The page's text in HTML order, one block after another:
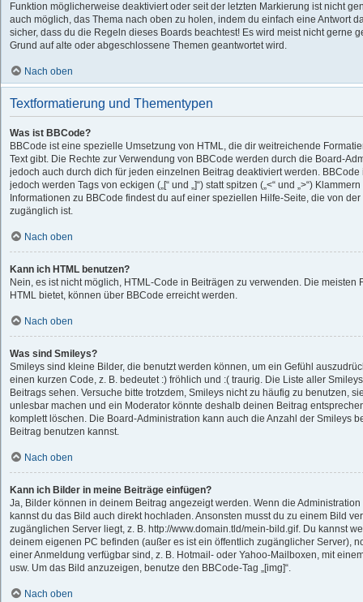
Funktion möglicherweise deaktiviert oder seit der letzten Markierung ist nicht
auch möglich, das Thema nach oben zu holen, indem du einfach eine Antwort
sicher, dass du die Regeln dieses Boards beachtest! Es wird meist nicht gerne
Grund auf alte oder abgeschlossene Themen geantwortet wird.
Nach oben
Textformatierung und Thementypen
Was ist BBCode?
BBCode ist eine spezielle Umsetzung von HTML, die dir weitreichende
Text gibt. Die Rechte zur Verwendung von BBCode werden durch die Board-
jedoch auch durch dich für jeden einzelnen Beitrag deaktiviert werden.
jedoch werden Tags von eckigen („[“ und „]“) statt spitzen („<“ und „>“)
Informationen zu BBCode findest du auf einer speziellen Hilfe-Seite, die von
zugänglich ist.
Nach oben
Kann ich HTML benutzen?
Nein, es ist nicht möglich, HTML-Code in Beiträgen zu verwenden. Die meisten
HTML bietet, können über BBCode erreicht werden.
Nach oben
Was sind Smileys?
Smileys sind kleine Bilder, die benutzt werden können, um ein Gefühl
einen kurzen Code, z. B. bedeutet :) fröhlich und :( traurig. Die Liste aller
Beitrags sehen. Versuche bitte trotzdem, Smileys nicht zu häufig zu benutzen,
unlesbar machen und ein Moderator könnte deshalb deinen Beitrag
komplett löschen. Die Board-Administration kann auch die Anzahl der Smileys
Beitrag benutzen kannst.
Nach oben
Kann ich Bilder in meine Beiträge einfügen?
Ja, Bilder können in deinem Beitrag angezeigt werden. Wenn die
kannst du das Bild auch direkt hochladen. Ansonsten musst du zu einem Bild
zugänglichen Server liegt, z. B. http://www.domain.tld/mein-bild.gif. Du kannst
deinem eigenen PC befinden (außer es ist ein öffentlich zugänglicher Server),
einer Anmeldung verfügbar sind, z. B. Hotmail- oder Yahoo-Mailboxen, mit
usw. Um das Bild anzuzeigen, benutze den BBCode-Tag „[img]“.
Nach oben